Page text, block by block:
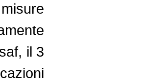
il 3